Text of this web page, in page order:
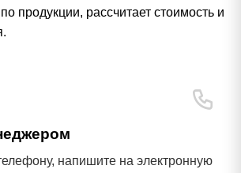
продукции, рассчитает стоимость и
напишите на электронную